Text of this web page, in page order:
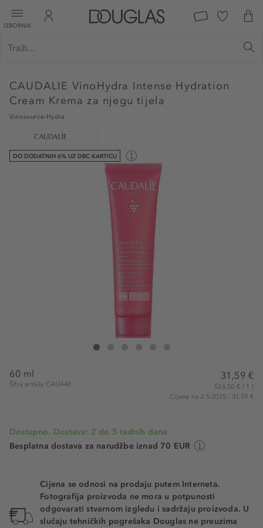
IZBORNIK
CAUDALIE VinoHydra Intense Hydration
Cream Krema za njegu tijela
Vinosource-Hydra
DO DODATNIH 6% UZ DBC KARTICU
CAUDALIE VinoHydra Intense Hydration Cream
60 ml
Šifra artikla CAU440
31,59 €
526,50 € / 1 l
Cijena na 2.5.2025.: 31,59 €
Dostupno. Dostava: 2 do 5 radnih dana
Besplatna dostava za narudžbe iznad 70 EUR
Cijena se odnosi na prodaju putem Interneta.
Fotografija proizvoda ne mora u potpunosti
odgovarati stvarnom izgledu i sadržaju proizvoda. U
slučaju tehničkih pogrešaka Douglas ne preuzima